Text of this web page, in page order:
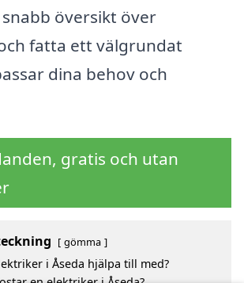
översikt över
fatta ett välgrundat
dina behov och
gratis och utan
gömma
i Åseda hjälpa till med?